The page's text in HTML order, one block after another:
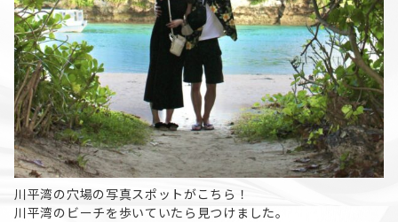
川平湾の穴場の写真スポットがこちら！
川平湾のビーチを歩いていたら見つけました。